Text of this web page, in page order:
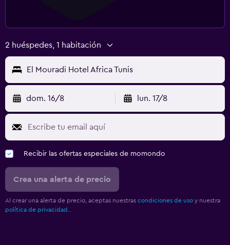
2 huéspedes, 1 habitación
El Mouradi Hotel Africa Tunis
dom. 16/8 lun. 17/8
Recibir las ofertas especiales de momondo
Crea una alerta de precio
Al crear una alerta de precio, aceptas nuestras condiciones de uso y nuestra
política de privacidad.